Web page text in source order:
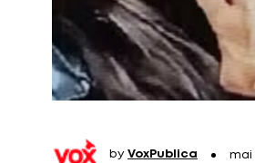
by VoxPublica mai